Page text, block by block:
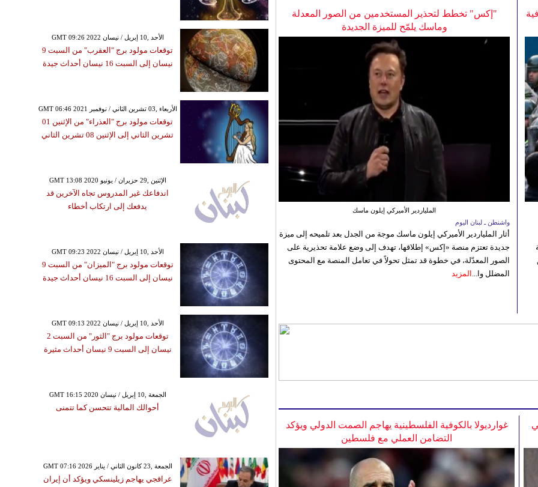
"إكس" تخطط لتحذير المستخدمين من الصور المعدلة
وماسك يلمّح للميزة الجديدة
الملياردير الأميركي إيلون ماسك
واشنطن ـ لبنان اليوم
أثار الملياردير الأميركي إيلون ماسك موجة من الجدل بعد تلميحه إلى ميزة
جديدة تعتزم منصة «إكس» إطلاقها، تهدف إلى وضع علامة تحذيرية على
الصور المعدّلة، في خطوة قد تمثل تحولاً في تعامل المنصة مع المحتوى
المضلل وا... المزيد
غوارديولا بالكوفية الفلسطينية يهاجم الصمت الدولي ويؤكد
التضامن العملي مع فلسطين
GMT 09:26 2022 الأحد ,10 إبريل / نيسان
توقعات مولود برج "العقرب" من السبت 9
نيسان إلى السبت 16 نيسان أحداث جيدة
GMT 06:46 2021 الأربعاء ,03 تشرين الثاني / نوفمبر
توقعات مولود برج "العذراء" من الإثنين 01
تشرين الثاني إلى الإثنين 08 تشرين الثاني
GMT 13:08 2020 الإثنين ,29 حزيران / يونيو
اندفاعك غير المدروس تجاه الآخرين قد
يدفعك إلى ارتكاب أخطاء
GMT 09:23 2022 الأحد ,10 إبريل / نيسان
توقعات مولود برج "الميزان" من السبت 9
نيسان إلى السبت 16 نيسان أحداث جيدة
GMT 09:13 2022 الأحد ,10 إبريل / نيسان
توقعات مولود برج "الثور" من السبت 2
نيسان إلى السبت 9 نيسان أحداث مثيرة
GMT 16:15 2020 الجمعة ,10 إبريل / نيسان
أحوالك المالية تتحسن كما تتمنى
GMT 07:16 2026 الجمعة ,23 كانون الثاني / يناير
عراقجي يهاجم زيلينسكي ويؤكد أن إيران